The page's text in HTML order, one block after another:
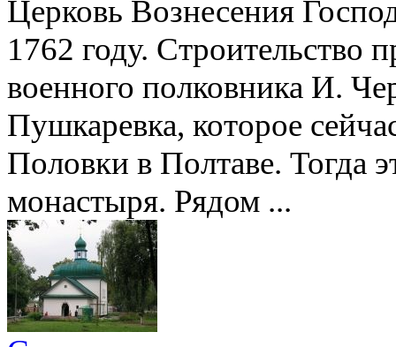
Церковь Вознесения
1762 году. Строительство
военного полковника И.
Пушкаревка, которое
Половки в Полтаве. Тогда
монастыря. Рядом ...